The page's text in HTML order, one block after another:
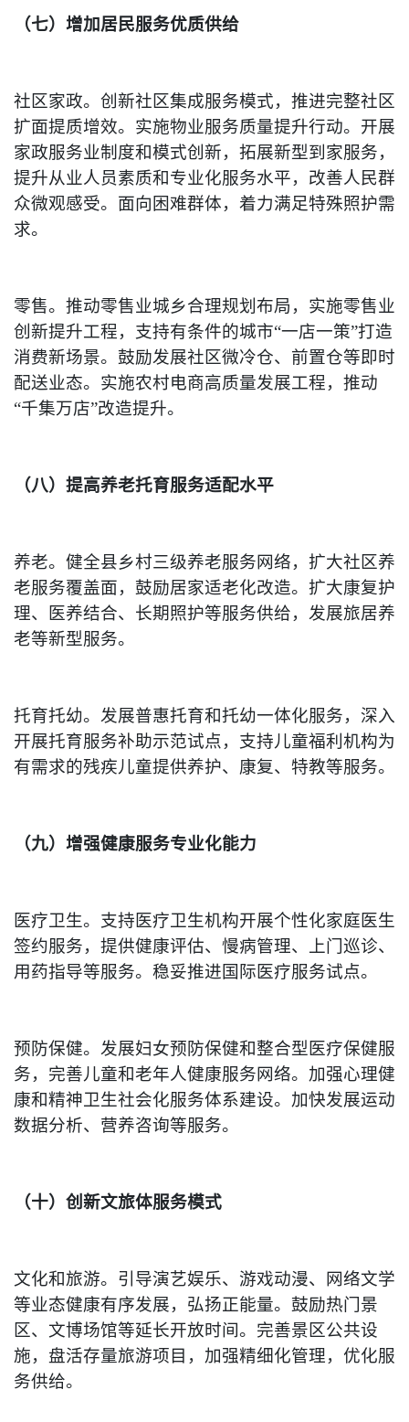
（七）增加居民服务优质供给
社区家政。创新社区集成服务模式，推进完整社区
扩面提质增效。实施物业服务质量提升行动。开展
家政服务业制度和模式创新，拓展新型到家服务，
提升从业人员素质和专业化服务水平，改善人民群
众微观感受。面向困难群体，着力满足特殊照护需
求。
零售。推动零售业城乡合理规划布局，实施零售业
创新提升工程，支持有条件的城市“一店一策”打造
消费新场景。鼓励发展社区微冷仓、前置仓等即时
配送业态。实施农村电商高质量发展工程，推动
“千集万店”改造提升。
（八）提高养老托育服务适配水平
养老。健全县乡村三级养老服务网络，扩大社区养
老服务覆盖面，鼓励居家适老化改造。扩大康复护
理、医养结合、长期照护等服务供给，发展旅居养
老等新型服务。
托育托幼。发展普惠托育和托幼一体化服务，深入
开展托育服务补助示范试点，支持儿童福利机构为
有需求的残疾儿童提供养护、康复、特教等服务。
（九）增强健康服务专业化能力
医疗卫生。支持医疗卫生机构开展个性化家庭医生
签约服务，提供健康评估、慢病管理、上门巡诊、
用药指导等服务。稳妥推进国际医疗服务试点。
预防保健。发展妇女预防保健和整合型医疗保健服
务，完善儿童和老年人健康服务网络。加强心理健
康和精神卫生社会化服务体系建设。加快发展运动
数据分析、营养咨询等服务。
（十）创新文旅体服务模式
文化和旅游。引导演艺娱乐、游戏动漫、网络文学
等业态健康有序发展，弘扬正能量。鼓励热门景
区、文博场馆等延长开放时间。完善景区公共设
施，盘活存量旅游项目，加强精细化管理，优化服
务供给。